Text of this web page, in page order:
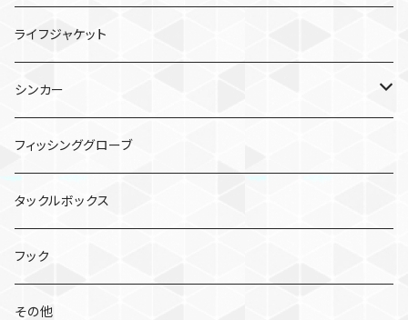
コソジグ ミニ
ビンビンメタルTG タイプスロー
TGビンビンスイッチ キャンディ
バイブレーション
エギ
クリンチ フラッシュブースト
虫系
ワーム
ミノー／シャッド
スピナーベイト
シーガー PE X8
シーガー PEX8 ルアーエディション
シーガー グランドマックスFX
ライフジャケット
シンカー
バレットシンカー
ビフテキシンカー
2WAY SINKER TG
フィッシンググローブ
タックルボックス
フック
その他